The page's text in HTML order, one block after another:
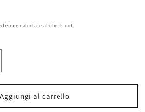
calcolate al check-out.
Aggiungi al carrello